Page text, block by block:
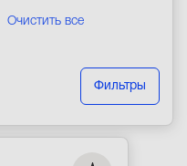
Очистить все
Фильтры